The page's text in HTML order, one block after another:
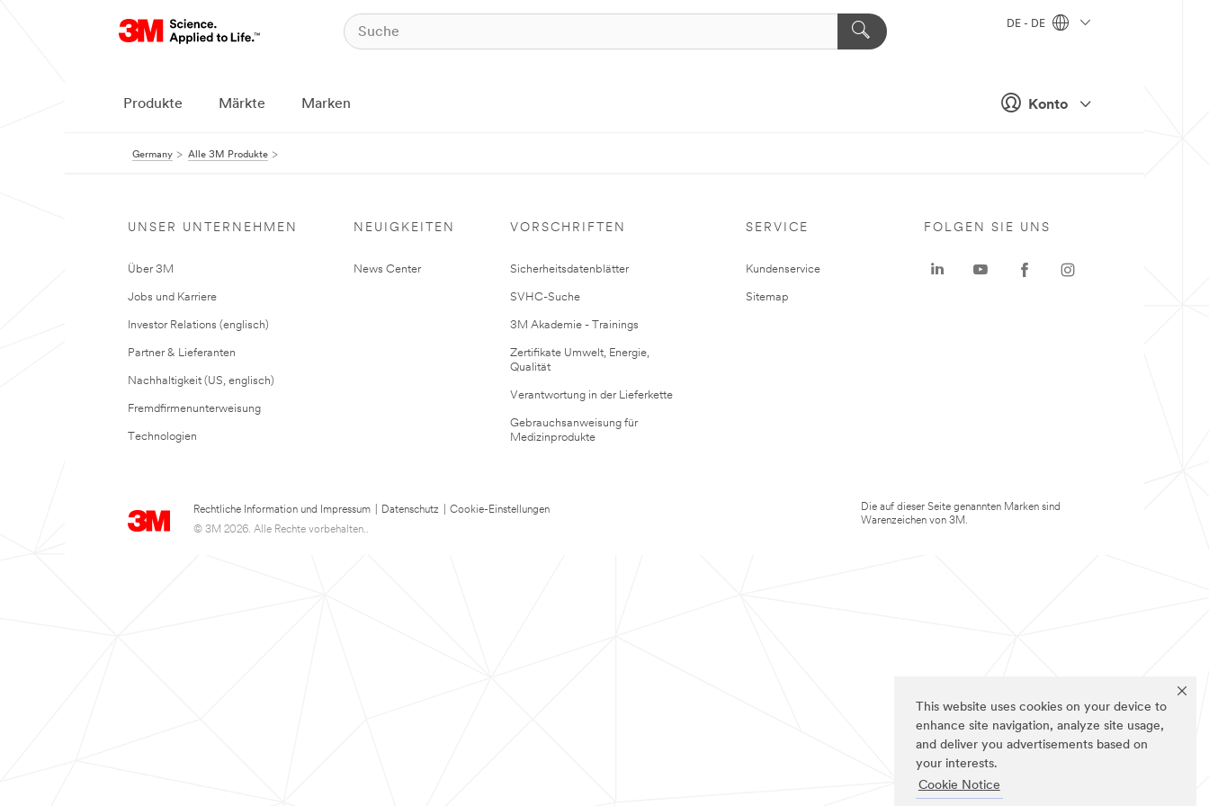
This website uses cookies on your device to
enhance site navigation, analyze site usage,
and deliver you advertisements based on
your interests.
Cookie Notice
Konto
DE - DE
Produkte Märkte Marken
Germany Alle 3M Produkte
UNSER UNTERNEHMEN
Über 3M
Jobs und Karriere
Investor Relations (englisch)
Partner & Lieferanten
Nachhaltigkeit (US, englisch)
Fremdfirmenunterweisung
Technologien
NEUIGKEITEN
News Center
VORSCHRIFTEN
Sicherheitsdatenblätter
SVHC-Suche
3M Akademie - Trainings
Zertifikate Umwelt, Energie,
Qualität
Verantwortung in der Lieferkette
Gebrauchsanweisung für
Medizinprodukte
SERVICE
Kundenservice
Sitemap
Rechtliche Information und Impressum Datenschutz
Cookie-Einstellungen
© 3M 2026. Alle Rechte vorbehalten..
FOLGEN SIE UNS
Die auf dieser Seite genannten Marken sind
Warenzeichen von 3M.